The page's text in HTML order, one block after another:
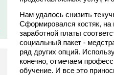
Нам удалось снизить
Сформировался костяк,
заработной платы
социальный пакет -
ряд других опций.
конечно, отмечаем
обучение. И все это